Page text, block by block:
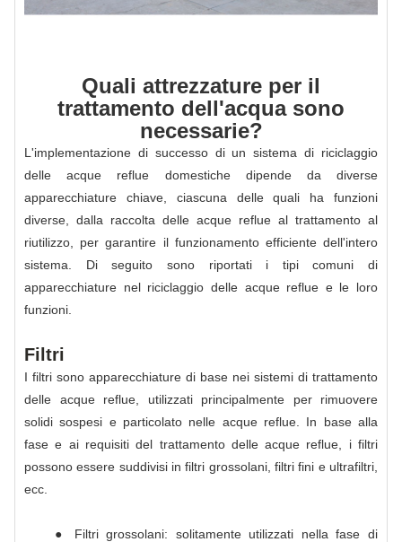
Quali attrezzature per il
trattamento dell'acqua sono
necessarie?
L'implementazione di successo di un sistema di riciclaggio
delle acque reflue domestiche dipende da diverse
apparecchiature chiave, ciascuna delle quali ha funzioni
diverse, dalla raccolta delle acque reflue al trattamento al
riutilizzo, per garantire il funzionamento efficiente dell'intero
sistema. Di seguito sono riportati i tipi comuni di
apparecchiature nel riciclaggio delle acque reflue e le loro
funzioni.
Filtri
I filtri sono apparecchiature di base nei sistemi di trattamento
delle acque reflue, utilizzati principalmente per rimuovere
solidi sospesi e particolato nelle acque reflue. In base alla
fase e ai requisiti del trattamento delle acque reflue, i filtri
possono essere suddivisi in filtri grossolani, filtri fini e ultrafiltri,
ecc.
● Filtri grossolani: solitamente utilizzati nella fase di